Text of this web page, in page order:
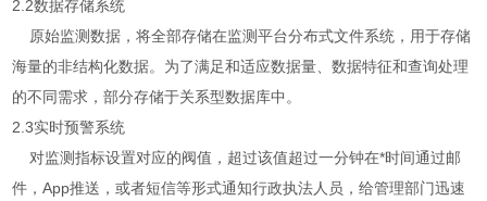
2.2数据存储系统
原始监测数据，将全部存储在监测平台分布式文件系统，用于存储
海量的非结构化数据。为了满足和适应数据量、数据特征和查询处理
的不同需求，部分存储于关系型数据库中。
2.3实时预警系统
对监测指标设置对应的阀值，超过该值超过一分钟在*时间通过邮
件，App推送，或者短信等形式通知行政执法人员，给管理部门迅速